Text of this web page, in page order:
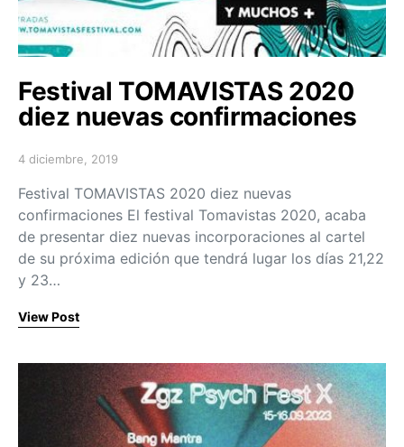
Festival TOMAVISTAS 2020
diez nuevas confirmaciones
Posted on
4 diciembre, 2019
Festival TOMAVISTAS 2020 diez nuevas
confirmaciones El festival Tomavistas 2020, acaba
de presentar diez nuevas incorporaciones al cartel
de su próxima edición que tendrá lugar los días 21,22
y 23…
View Post